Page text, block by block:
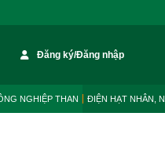
Đăng ký/Đăng nhập
NGHIỆP THAN ĐIỆN HẠT NHÂN,